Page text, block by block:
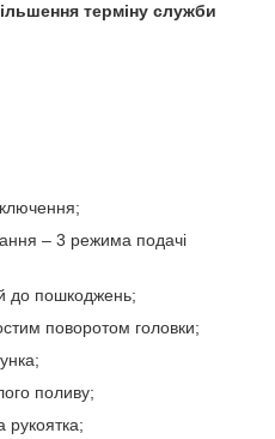
терміну служби
– 3 режима подачі
до пошкоджень;
поворотом головки;
поливу;
рукоятка;